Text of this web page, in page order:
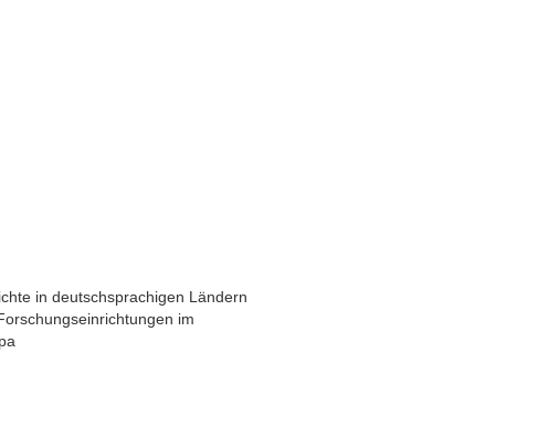
in deutschsprachigen Ländern
im